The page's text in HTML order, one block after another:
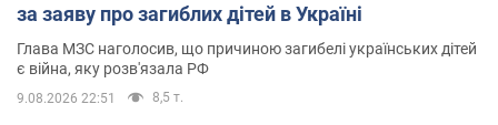
за заяву про загиблих дітей в Україні
Глава МЗС наголосив, що причиною загибелі українських дітей
є війна, яку розв'язала РФ
9.08.2026 22:51 8,5 т.